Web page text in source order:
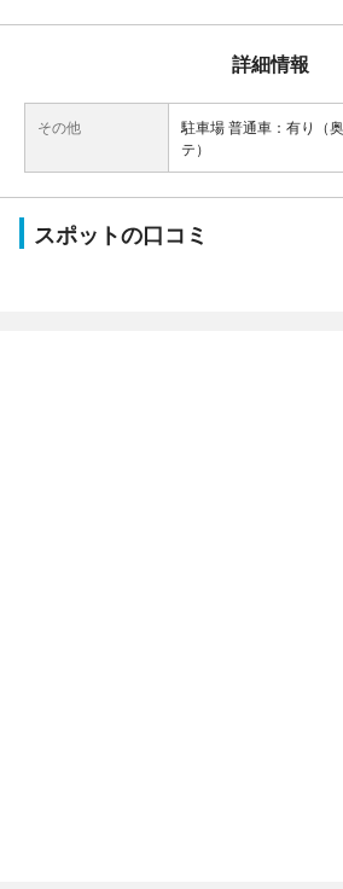
詳細情報
その他
駐車場 普通車：有り（
テ）
スポットの口コミ